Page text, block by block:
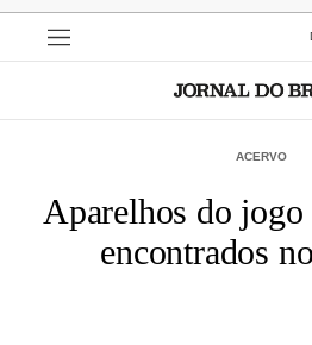
ACERVO
Aparelhos do
encontrados